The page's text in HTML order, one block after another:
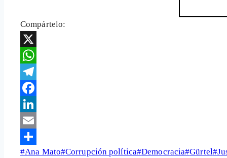
Compártelo:
X
WhatsApp
Telegram
Facebook
LinkedIn
Email
Share
Etiquetas
#Ana Mato#Corrupción política#Democracia#Gürtel#